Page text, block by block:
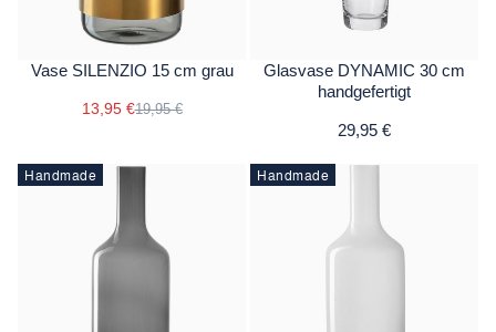
Vase SILENZIO 15 cm grau
13,95 €19,95 €
Glasvase DYNAMIC 30 cm
handgefertigt
29,95 €
Handmade Handmade